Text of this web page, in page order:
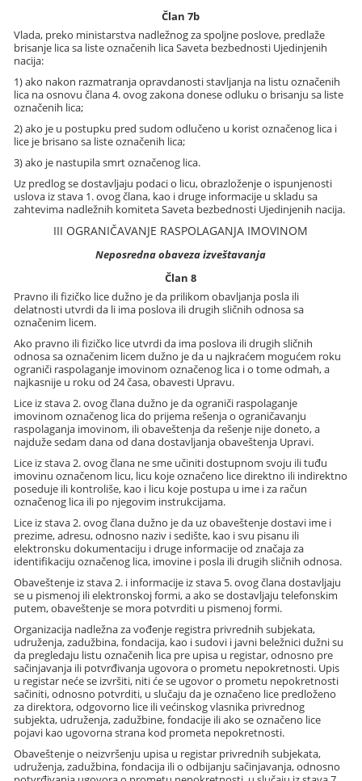
Član 7b
Vlada, preko ministarstva nadležnog za spoljne poslove, predlaže
brisanje lica sa liste označenih lica Saveta bezbednosti Ujedinjenih
nacija:
1) ako nakon razmatranja opravdanosti stavljanja na listu označenih
lica na osnovu člana 4. ovog zakona donese odluku o brisanju sa liste
označenih lica;
2) ako je u postupku pred sudom odlučeno u korist označenog lica i
lice je brisano sa liste označenih lica;
3) ako je nastupila smrt označenog lica.
Uz predlog se dostavljaju podaci o licu, obrazloženje o ispunjenosti
uslova iz stava 1. ovog člana, kao i druge informacije u skladu sa
zahtevima nadležnih komiteta Saveta bezbednosti Ujedinjenih nacija.
III OGRANIČAVANJE RASPOLAGANJA IMOVINOM
Neposredna obaveza izveštavanja
Član 8
Pravno ili fizičko lice dužno je da prilikom obavljanja posla ili
delatnosti utvrdi da li ima poslova ili drugih sličnih odnosa sa
označenim licem.
Ako pravno ili fizičko lice utvrdi da ima poslova ili drugih sličnih
odnosa sa označenim licem dužno je da u najkraćem mogućem roku
ograniči raspolaganje imovinom označenog lica i o tome odmah, a
najkasnije u roku od 24 časa, obavesti Upravu.
Lice iz stava 2. ovog člana dužno je da ograniči raspolaganje
imovinom označenog lica do prijema rešenja o ograničavanju
raspolaganja imovinom, ili obaveštenja da rešenje nije doneto, a
najduže sedam dana od dana dostavljanja obaveštenja Upravi.
Lice iz stava 2. ovog člana ne sme učiniti dostupnom svoju ili tuđu
imovinu označenom licu, licu koje označeno lice direktno ili indirektno
poseduje ili kontroliše, kao i licu koje postupa u ime i za račun
označenog lica ili po njegovim instrukcijama.
Lice iz stava 2. ovog člana dužno je da uz obaveštenje dostavi ime i
prezime, adresu, odnosno naziv i sedište, kao i svu pisanu ili
elektronsku dokumentaciju i druge informacije od značaja za
identifikaciju označenog lica, imovine i posla ili drugih sličnih odnosa.
Obaveštenje iz stava 2. i informacije iz stava 5. ovog člana dostavljaju
se u pismenoj ili elektronskoj formi, a ako se dostavljaju telefonskim
putem, obaveštenje se mora potvrditi u pismenoj formi.
Organizacija nadležna za vođenje registra privrednih subjekata,
udruženja, zadužbina, fondacija, kao i sudovi i javni beležnici dužni su
da pregledaju listu označenih lica pre upisa u registar, odnosno pre
sačinjavanja ili potvrđivanja ugovora o prometu nepokretnosti. Upis
u registar neće se izvršiti, niti će se ugovor o prometu nepokretnosti
sačiniti, odnosno potvrditi, u slučaju da je označeno lice predloženo
za direktora, odgovorno lice ili većinskog vlasnika privrednog
subjekta, udruženja, zadužbine, fondacije ili ako se označeno lice
pojavi kao ugovorna strana kod prometa nepokretnosti.
Obaveštenje o neizvršenju upisa u registar privrednih subjekata,
udruženja, zadužbina, fondacija ili o odbijanju sačinjavanja, odnosno